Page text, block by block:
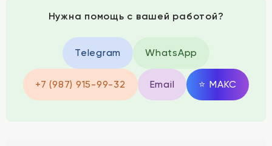
Нужна помощь с вашей работой?
Telegram WhatsApp
+7 (987) 915-99-32 Email ⭐ MAКС